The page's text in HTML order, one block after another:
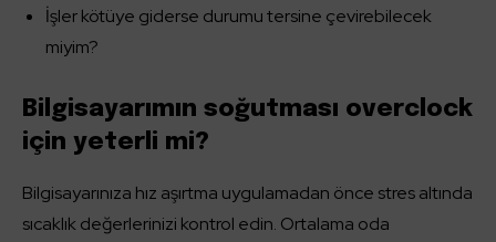
İşler kötüye giderse durumu tersine çevirebilecek
miyim?
Bilgisayarımın soğutması overclock
için yeterli mi?
Bilgisayarınıza hız aşırtma uygulamadan önce stres altında
sıcaklık değerlerinizi kontrol edin. Ortalama oda